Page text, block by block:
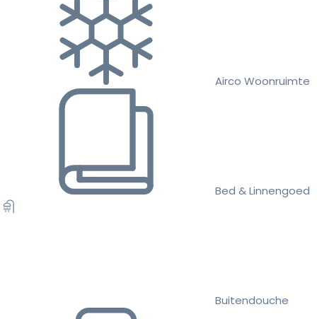
Airco Woonruimte
Bed & Linnengoed
Buitendouche